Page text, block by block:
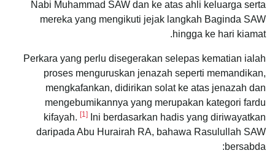
Nabi Muhammad SAW dan ke atas ahli keluarga serta
mereka yang mengikuti jejak langkah Baginda SAW
hingga ke hari kiamat.
Perkara yang perlu disegerakan selepas kematian ialah
proses menguruskan jenazah seperti memandikan,
mengkafankan, didirikan solat ke atas jenazah dan
mengebumikannya yang merupakan kategori fardu
kifayah. [1]
Ini berdasarkan hadis yang diriwayatkan
daripada Abu Hurairah RA, bahawa Rasulullah SAW
bersabda: